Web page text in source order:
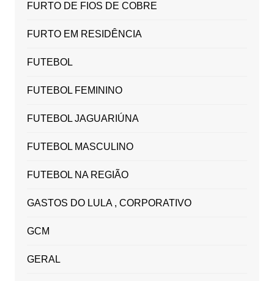
FURTO DE FIOS DE COBRE
FURTO EM RESIDÊNCIA
FUTEBOL
FUTEBOL FEMININO
FUTEBOL JAGUARIÚNA
FUTEBOL MASCULINO
FUTEBOL NA REGIÃO
GASTOS DO LULA , CORPORATIVO
GCM
GERAL